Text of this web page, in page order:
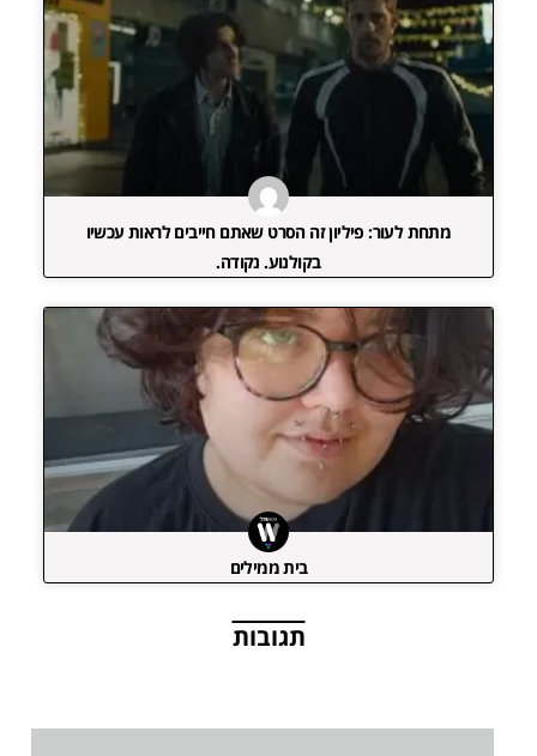
מתחת לעור: פיליון זה הסרט שאתם חייבים לראות עכשיו
בקולנוע. נקודה.
בית ממילים
תגובות